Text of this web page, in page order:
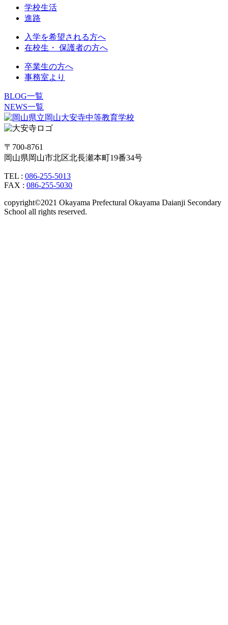
学校生活
進路
入学を希望される方へ
在校生・ 保護者の方へ
卒業生の方へ
事務室より
BLOG一覧
NEWS一覧
〒700-8761
岡山県岡山市北区北長瀬本町19番34号
TEL : 086-255-5013
FAX : 086-255-5030
copyright©2021 Okayama Prefectural Okayama Daianji Secondary
School all rights reserved.